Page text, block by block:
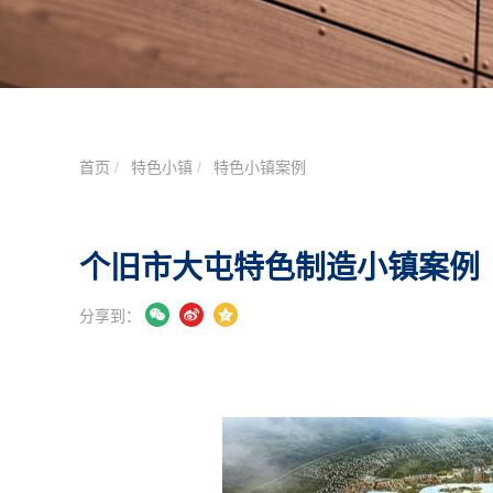
首页 特色小镇 特色小镇案例
个旧市大屯特色制造小镇案例
分享到：